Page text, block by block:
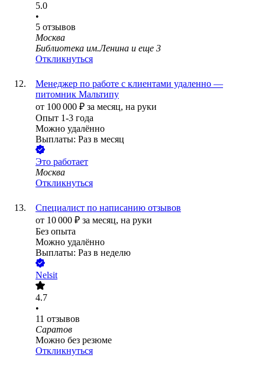
5.0
•
5 отзывов
Москва
Библиотека им.Ленина и еще 3
Откликнуться
Менеджер по работе с клиентами удаленно —
питомник Мальтипу
от 100 000 ₽ за месяц, на руки
Опыт 1-3 года
Можно удалённо
Выплаты: Раз в месяц
Это работает
Москва
Откликнуться
Специалист по написанию отзывов
от 10 000 ₽ за месяц, на руки
Без опыта
Можно удалённо
Выплаты: Раз в неделю
Nelsit
4.7
•
11 отзывов
Саратов
Можно без резюме
Откликнуться